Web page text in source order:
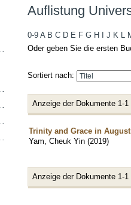
Auflistung
0-9 A B C D E F G H J K L
Oder geben Sie die ersten
Sortiert nach:
Anzeige der Dokumente 1-1
Trinity and Grace in
Yam, Cheuk Yin (2019)
Anzeige der Dokumente 1-1